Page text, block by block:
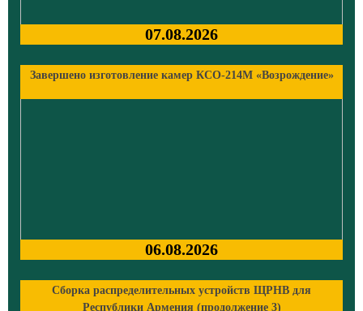
07.08.2026
Завершено изготовление камер КСО-214М «Возрождение»
06.08.2026
Сборка распределительных устройств ЩРНВ для
Республики Армения (продолжение 3)